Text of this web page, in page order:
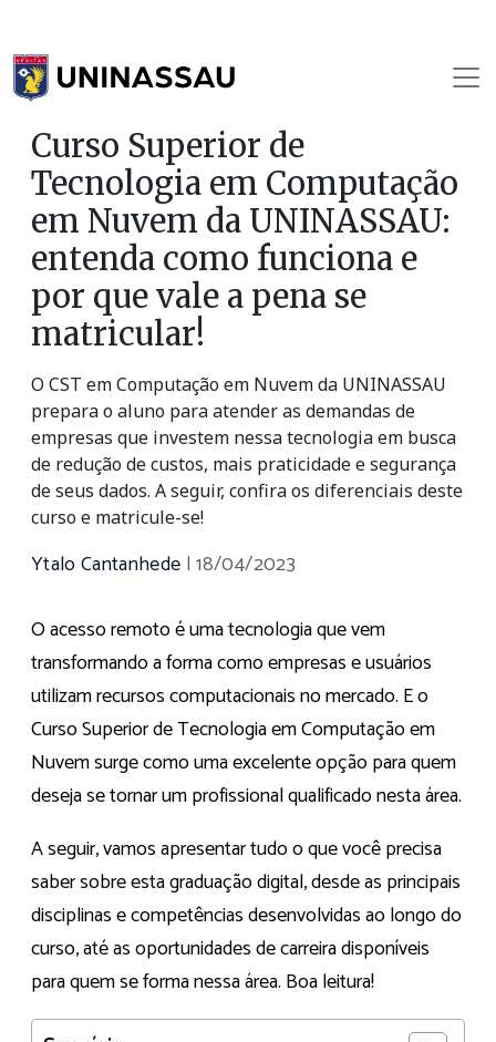
Curso Superior de
Tecnologia em Computação
em Nuvem da UNINASSAU:
entenda como funciona e
por que vale a pena se
matricular!
O CST em Computação em Nuvem da UNINASSAU
prepara o aluno para atender as demandas de
empresas que investem nessa tecnologia em busca
de redução de custos, mais praticidade e segurança
de seus dados. A seguir, confira os diferenciais deste
curso e matricule-se!
Ytalo Cantanhede |18/04/2023
O acesso remoto é uma tecnologia que vem
transformando a forma como empresas e usuários
utilizam recursos computacionais no mercado. E o
Curso Superior de Tecnologia em Computação em
Nuvem surge como uma excelente opção para quem
deseja se tornar um profissional qualificado nesta área.
A seguir, vamos apresentar tudo o que você precisa
saber sobre esta graduação digital, desde as principais
disciplinas e competências desenvolvidas ao longo do
curso, até as oportunidades de carreira disponíveis
para quem se forma nessa área. Boa leitura!